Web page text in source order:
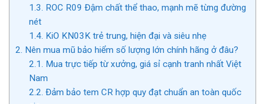
1.3. ROC R09 Đậm chất thể thao, mạnh mẽ từng đường
nét
1.4. KiO KN03K trẻ trung, hiện đại và siêu nhẹ
2. Nên mua mũ bảo hiểm số lượng lớn chính hãng ở đâu?
2.1. Mua trực tiếp từ xưởng, giá sỉ cạnh tranh nhất Việt
Nam
2.2. Đảm bảo tem CR hợp quy đạt chuẩn an toàn quốc